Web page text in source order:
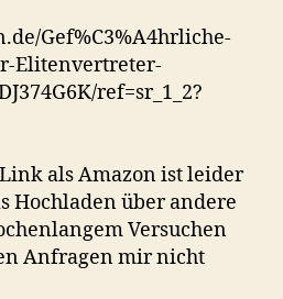
Gef%C3%A4hrliche-
Elitenvertreter-
ref=sr_1_2?
als Amazon ist leider
Hochladen über andere
Versuchen
Anfragen mir nicht